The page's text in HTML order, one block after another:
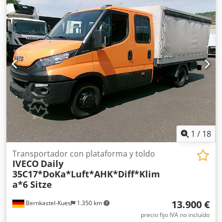
plataforma lonas joven - Aire acondicionado - Caja de
cambios manual - Plataforma elevadora Palfinger -
Laterales abatibles - Peso en vacío: 4.705 kg - ITV válida
hasta: 08/2025 Dkedpfx Aew Ik A Dsmger - Neumáticos eje
delantero: 215/75 R17,5 - Neumáticos eje trasero: 215/75
R17,5 - Distancia entre ejes: 4.250 mm Sujeto a errores y
venta previa. Número interno de vehículo: 11220
1 / 18
Bernkastel-Kues 1.350 km
Transportador con plataforma y toldo
IVECO Daily
35C17*DoKa*Luft*AHK*Diff*Klim
a*6 Sitze
13.900 €
precio fijo IVA no incluído